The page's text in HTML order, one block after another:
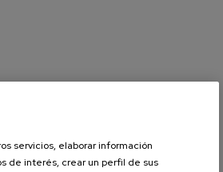
servicios, elaborar información
de interés, crear un perfil de sus